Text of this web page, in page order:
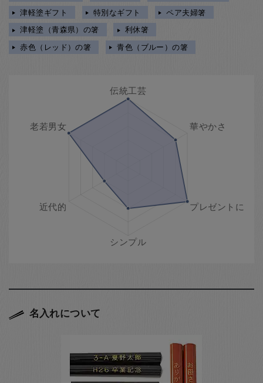
津軽塗ギフト
特別なギフト
ペア夫婦箸
津軽塗（青森県）の箸
利休箸
赤色（レッド）の箸
青色（ブルー）の箸
名入れについて